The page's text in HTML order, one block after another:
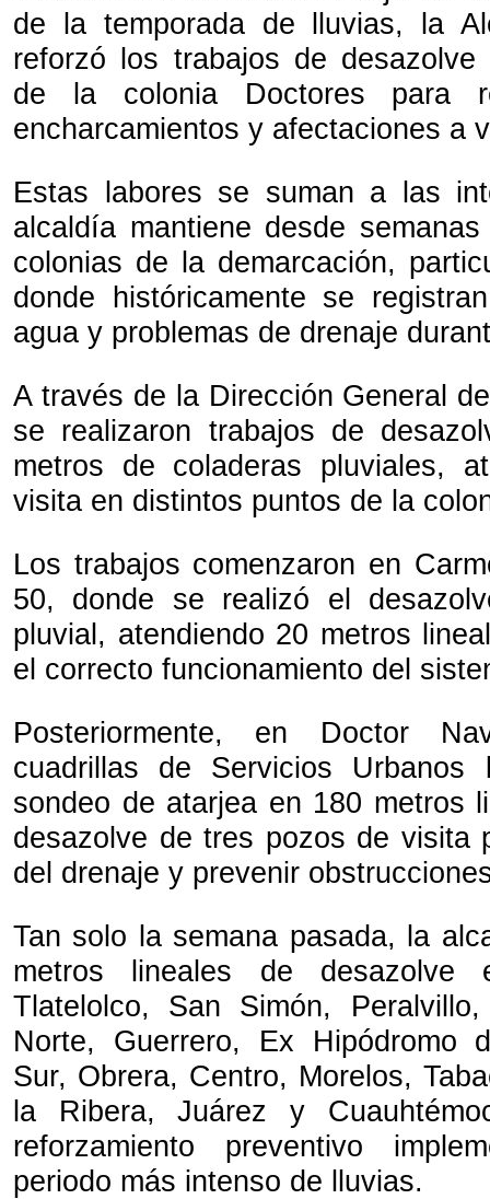
de la temporada de lluvias, la
reforzó los trabajos de
de la colonia Doctores para
encharcamientos y afectaciones a
Estas labores se suman a las
alcaldía mantiene desde
colonias de la demarcación,
donde históricamente se
agua y problemas de drenaje
A través de la Dirección General
se realizaron trabajos de
metros de coladeras pluviales,
visita en distintos puntos de la
Los trabajos comenzaron en
50, donde se realizó el
pluvial, atendiendo 20 metros
el correcto funcionamiento del
Posteriormente, en Doctor
cuadrillas de Servicios
sondeo de atarjea en 180 metros
desazolve de tres pozos de visita
del drenaje y prevenir
Tan solo la semana pasada, la
metros lineales de desazolve
Tlatelolco, San Simón,
Norte, Guerrero, Ex Hipódromo
Sur, Obrera, Centro, Morelos,
la Ribera, Juárez y
reforzamiento preventivo
periodo más intenso de lluvias.